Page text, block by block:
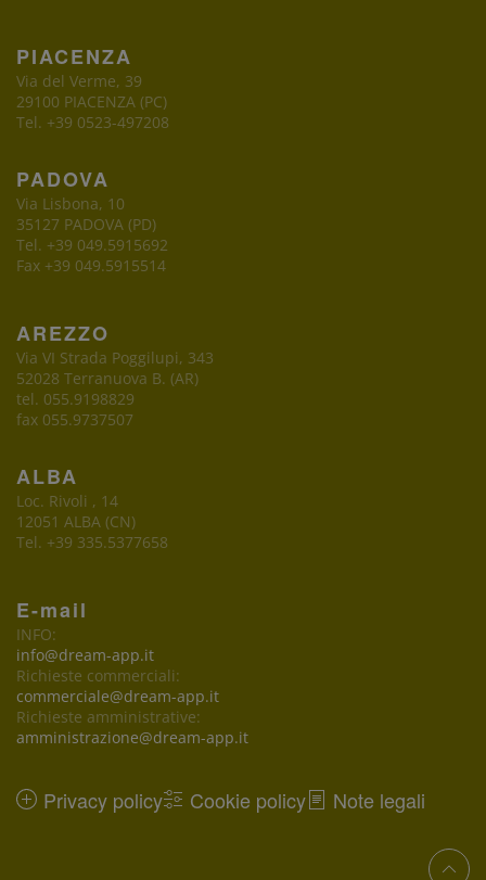
PIACENZA
Via del Verme, 39
29100 PIACENZA (PC)
Tel. +39 0523-497208
PADOVA
Via Lisbona, 10
35127 PADOVA (PD)
Tel. +39 049.5915692
Fax +39 049.5915514
AREZZO
Via VI Strada Poggilupi, 343
52028 Terranuova B. (AR)
tel. 055.9198829
fax 055.9737507
ALBA
Loc. Rivoli , 14
12051 ALBA (CN)
Tel. +39 335.5377658
E-mail
INFO:
info@dream-app.it
Richieste commerciali:
commerciale@dream-app.it
Richieste amministrative:
amministrazione@dream-app.it
Privacy policy Cookie policy Note legali